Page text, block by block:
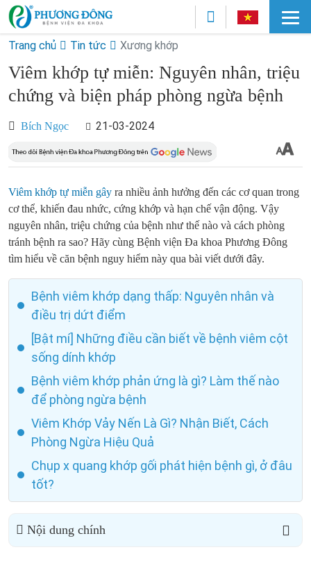
Trang chủ Tin tức Xương khớp
Viêm khớp tự miễn: Nguyên nhân, triệu
chứng và biện pháp phòng ngừa bệnh
Bích Ngọc 21-03-2024
Viêm khớp tự miễn gây ra nhiều ảnh hưởng đến các cơ quan trong
cơ thể, khiến đau nhức, cứng khớp và hạn chế vận động. Vậy
nguyên nhân, triệu chứng của bệnh như thế nào và cách phòng
tránh bệnh ra sao? Hãy cùng Bệnh viện Đa khoa Phương Đông
tìm hiểu về căn bệnh nguy hiểm này qua bài viết dưới đây.
Bệnh viêm khớp dạng thấp: Nguyên nhân và
điều trị dứt điểm
[Bật mí] Những điều cần biết về bệnh viêm cột
sống dính khớp
Bệnh viêm khớp phản ứng là gì? Làm thế nào
để phòng ngừa bệnh
Viêm Khớp Vảy Nến Là Gì? Nhận Biết, Cách
Phòng Ngừa Hiệu Quả
Chụp x quang khớp gối phát hiện bệnh gì, ở đâu
tốt?
Nội dung chính